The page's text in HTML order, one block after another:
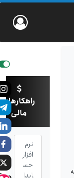
راهکارهای
مالی
نرم
افزار
حس
ابدا